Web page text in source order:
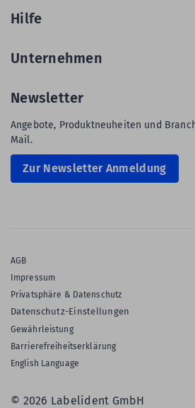
Hilfe
Unternehmen
Newsletter
Angebote, Produktneuheiten und
Mail.
Zur Newsletter Anmeldung
AGB
Impressum
Privatsphäre & Datenschutz
Datenschutz-Einstellungen
Gewährleistung
Barrierefreiheitserklärung
English Language
© 2026 Labelident GmbH